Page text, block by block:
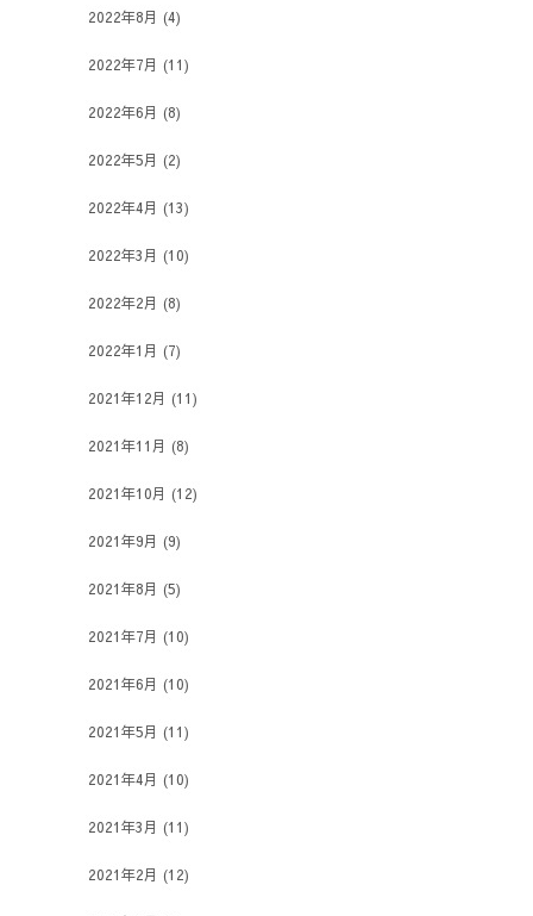
2022年8月 (4)
2022年7月 (11)
2022年6月 (8)
2022年5月 (2)
2022年4月 (13)
2022年3月 (10)
2022年2月 (8)
2022年1月 (7)
2021年12月 (11)
2021年11月 (8)
2021年10月 (12)
2021年9月 (9)
2021年8月 (5)
2021年7月 (10)
2021年6月 (10)
2021年5月 (11)
2021年4月 (10)
2021年3月 (11)
2021年2月 (12)